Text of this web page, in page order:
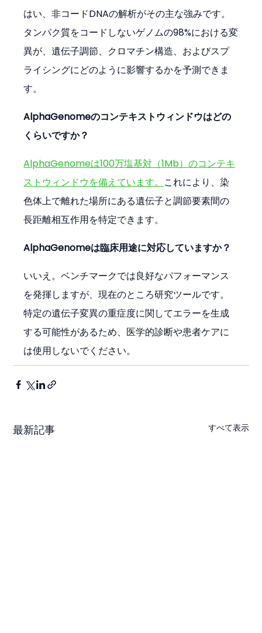
はい、非コードDNAの解析がその主な強みです。
タンパク質をコードしないゲノムの98%における変
異が、遺伝子調節、クロマチン構造、およびスプ
ライシングにどのように影響するかを予測できま
す。
AlphaGenomeのコンテキストウィンドウはどの
くらいですか？
AlphaGenomeは100万塩基対（1Mb）のコンテキ
ストウィンドウを備えています。 これにより、染
色体上で離れた場所にある遺伝子と調節要素間の
長距離相互作用を特定できます。
AlphaGenomeは臨床用途に対応していますか？
いいえ。ベンチマークでは良好なパフォーマンス
を発揮しますが、現在のところ研究ツールです。
特定の遺伝子変異の重症度に関してエラーを生成
する可能性があるため、医学的診断や患者ケアに
は使用しないでください。
最新記事 すべて表示